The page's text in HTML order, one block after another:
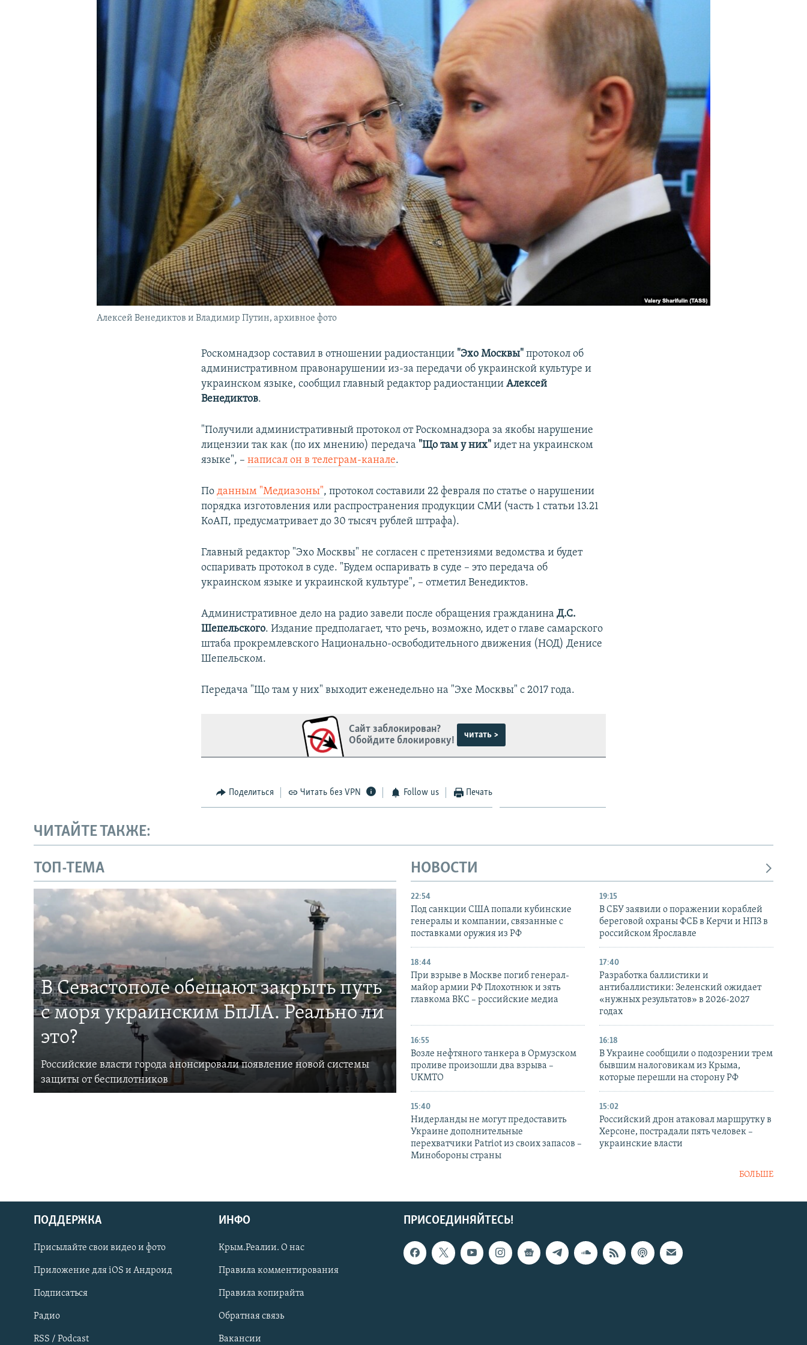
КРЫМ.НЕПОКОРЕННЫЙ
Українською
Qırımtatar
ПРИСОЕДИНЯЙТЕСЬ!
Алексей Венедиктов и Владимир Путин, архивное фото
Роскомнадзор составил в отношении радиостанции "Эхо Москвы" протокол об
административном правонарушении из-за передачи об украинской культуре и
украинском языке, сообщил главный редактор радиостанцииАлексей
Венедиктов.
"Получили административный протокол от Роскомнадзора за якобы нарушение
лицензии так как (по их мнению) передача "Що там у них" идет на украинском
языке", –написал он в телеграм-канале.
Поданным "Медиазоны", протокол составили 22 февраля по статье о нарушении
порядка изготовления или распространения продукции СМИ (часть 1 статьи 13.21
КоАП, предусматривает до 30 тысяч рублей штрафа).
Главный редактор "Эхо Москвы" не согласен с претензиями ведомства и будет
оспаривать протокол в суде. "Будем оспаривать в суде – это передача об
украинском языке и украинской культуре", – отметил Венедиктов.
Административное дело на радио завели после обращения гражданинаД.С.
Шепельского. Издание предполагает, что речь, возможно, идет о главе самарского
штаба прокремлевского Национально-освободительного движения (НОД) Денисе
Шепельском.
Передача "Що там у них" выходит еженедельно на "Эхе Москвы" с 2017 года.
Сайт заблокирован?
Обойдите блокировку!
читать >
Поделиться Читать без VPN Follow us Печать
ЧИТАЙТЕ ТАКЖЕ:
ТОП-ТЕМА
В Севастополе обещают закрыть путь
с моря украинским БпЛА. Реально ли
это?
Российские власти города анонсировали появление новой системы
защиты от беспилотников
НОВОСТИ
22:54
Под санкции США попали кубинские
генералы и компании, связанные с
поставками оружия из РФ
19:15
В СБУ заявили о поражении кораблей
береговой охраны ФСБ в Керчи и НПЗ в
российском Ярославле
18:44
При взрыве в Москве погиб генерал-
майор армии РФ Плохотнюк и зять
главкома ВКС – российские медиа
17:40
Разработка баллистики и
антибаллистики: Зеленский ожидает
«нужных результатов» в 2026-2027
годах
16:55
Возле нефтяного танкера в Ормузском
проливе произошли два взрыва –
UKMTO
16:18
В Украине сообщили о подозрении трем
бывшим налоговикам из Крыма,
которые перешли на сторону РФ
15:40
Нидерланды не могут предоставить
Украине дополнительные
перехватчики Patriot из своих запасов –
Минобороны страны
15:02
Российский дрон атаковал маршрутку в
Херсоне, пострадали пять человек –
украинские власти
БОЛЬШЕ
ПРИСОЕДИНЯЙТЕСЬ!
ПОДДЕРЖКА
Присылайте свои видео и фото
Приложение для iOS и Андроид
Подписаться
Радио
RSS / Podcast
ИНФО
Крым.Реалии. О нас
Правила комментирования
Правила копирайта
Обратная связь
Вакансии